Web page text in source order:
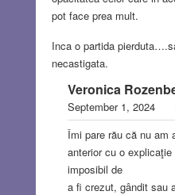
pot face prea mult.
Inca o partida
necastigata.
Veronica
September 1, 2024
Îmi pare rău că nu am
anterior cu o
imposibil de
a fi crezut, gândit sau